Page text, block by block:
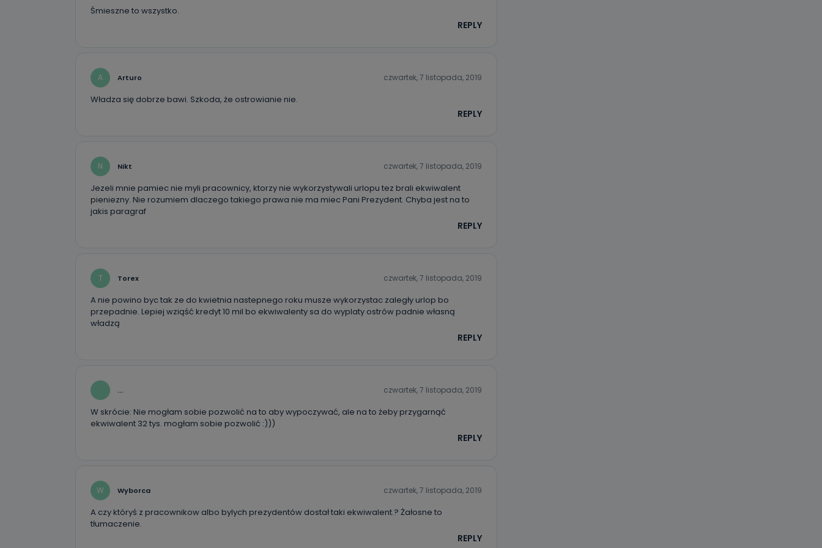
uzasadnionego celu administratora – do momentu wniesienia sprzeciwu.
Jakie dane osobowe przetwarzamy?
Można to zrobić pod numerem telefonu 62 735-51-05 lub e-mailowo pod adresem:
poczta@tvproart.pl
Śmieszne to wszystko.
REPLY
A Arturo czwartek, 7 listopada, 2019
Władza się dobrze bawi. Szkoda, że ostrowianie nie.
REPLY
N Nikt czwartek, 7 listopada, 2019
Jezeli mnie pamiec nie myli pracownicy, ktorzy nie wykorzystywali urlopu tez brali ekwiwalent
pieniezny. Nie rozumiem dlaczego takiego prawa nie ma miec Pani Prezydent. Chyba jest na to
jakis paragraf
REPLY
T Torex czwartek, 7 listopada, 2019
A nie powino byc tak ze do kwietnia nastepnego roku musze wykorzystac zaległy urlop bo
przepadnie. Lepiej wziąść kredyt 10 mil bo ekwiwalenty sa do wyplaty ostrów padnie własną
władzą
REPLY
... czwartek, 7 listopada, 2019
W skrócie: Nie mogłam sobie pozwolić na to aby wypoczywać, ale na to żeby przygarnąć
ekwiwalent 32 tys. mogłam sobie pozwolić :)))
REPLY
W Wyborca czwartek, 7 listopada, 2019
A czy któryś z pracownikow albo bylych prezydentów dostał taki ekwiwalent.? Żałosne to
tłumaczenie.
REPLY